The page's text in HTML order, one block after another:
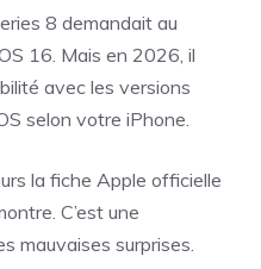
8 demandait au
16. Mais en 2026, il
avec les versions
selon votre iPhone.
la fiche Apple officielle
C’est une
mauvaises surprises.